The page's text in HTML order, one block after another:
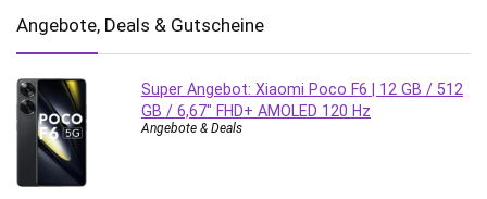
Angebote, Deals & Gutscheine
Super Angebot: Xiaomi Poco F6 | 12 GB / 512
GB / 6,67″ FHD+ AMOLED 120 Hz
Angebote & Deals